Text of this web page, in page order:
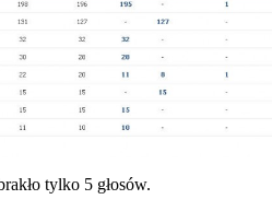
tylko 5 głosów.